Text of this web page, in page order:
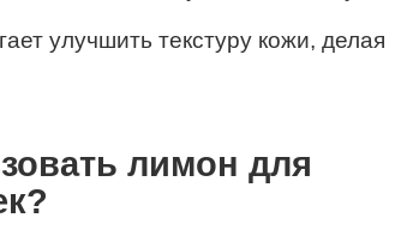
улучшить текстуру кожи, делая
лимон для